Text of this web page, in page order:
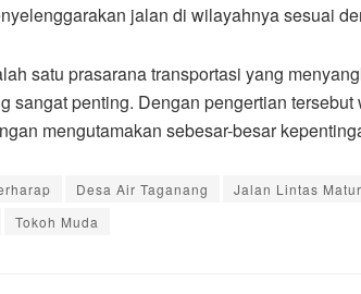
jalan di wilayahnya sesuai
satu prasarana transportasi yang
sangat penting. Dengan pengertian
mengutamakan sebesar-besar
Desa Air Taganang Jalan Lintas
Tokoh Muda